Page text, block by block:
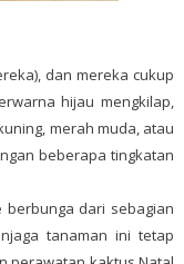
dan mereka cukup
hijau mengkilap,
merah muda, atau
beberapa tingkatan
dari sebagian
tanaman ini tetap